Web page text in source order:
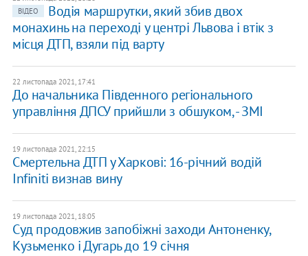
ВІДЕО
Водія маршрутки, який збив двох
монахинь на переході у центрі Львова і втік з
місця ДТП, взяли під варту
22 листопада 2021, 17:41
До начальника Південного регіонального
управління ДПСУ прийшли з обшуком, - ЗМІ
19 листопада 2021, 22:15
Смертельна ДТП у Харкові: 16-річний водій
Infiniti визнав вину
19 листопада 2021, 18:05
Суд продовжив запобіжні заходи Антоненку,
Кузьменко і Дугарь до 19 січня